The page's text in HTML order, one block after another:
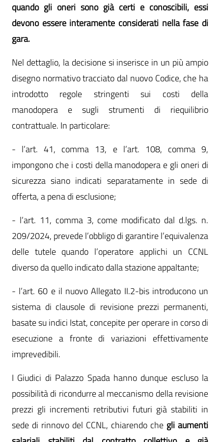
quando gli oneri sono già certi e conoscibili, essi
devono essere interamente considerati nella fase di
gara.
Nel dettaglio, la decisione si inserisce in un più ampio
disegno normativo tracciato dal nuovo Codice, che ha
introdotto regole stringenti sui costi della
manodopera e sugli strumenti di riequilibrio
contrattuale. In particolare:
- l’art. 41, comma 13, e l’art. 108, comma 9,
impongono che i costi della manodopera e gli oneri di
sicurezza siano indicati separatamente in sede di
offerta, a pena di esclusione;
- l’art. 11, comma 3, come modificato dal d.lgs. n.
209/2024, prevede l’obbligo di garantire l’equivalenza
delle tutele quando l’operatore applichi un CCNL
diverso da quello indicato dalla stazione appaltante;
- l’art. 60 e il nuovo Allegato II.2-bis introducono un
sistema di clausole di revisione prezzi permanenti,
basate su indici Istat, concepite per operare in corso di
esecuzione a fronte di variazioni effettivamente
imprevedibili.
I Giudici di Palazzo Spada hanno dunque escluso la
possibilità di ricondurre al meccanismo della revisione
prezzi gli incrementi retributivi futuri già stabiliti in
sede di rinnovo del CCNL, chiarendo che gli aumenti